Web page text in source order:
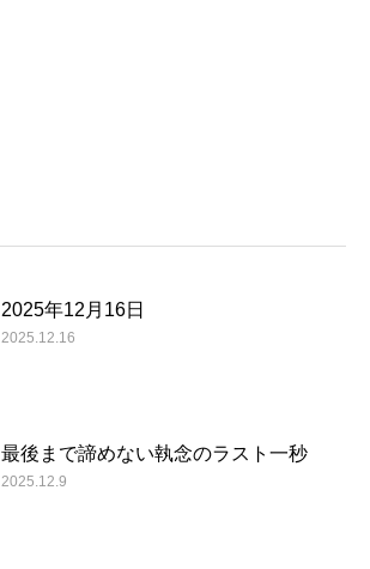
2025年12月16日
2025.12.16
最後まで諦めない執念のラスト一秒
2025.12.9